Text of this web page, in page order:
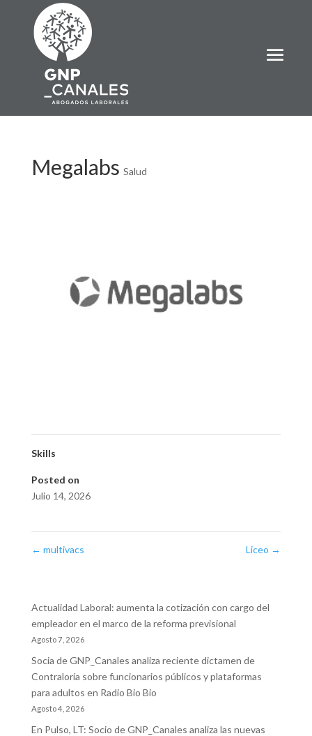
Megalabs Salud
Skills
Posted on
Julio 14, 2026
← multivacs Liceo →
Actualidad Laboral: aumenta la cotización con cargo del
empleador en el marco de la reforma previsional
Agosto 7, 2026
Socia de GNP_Canales analiza reciente dictamen de
Contraloría sobre funcionarios públicos y plataformas
para adultos en Radio Bio Bio
Agosto 4, 2026
En Pulso, LT: Socio de GNP_Canales analiza las nuevas